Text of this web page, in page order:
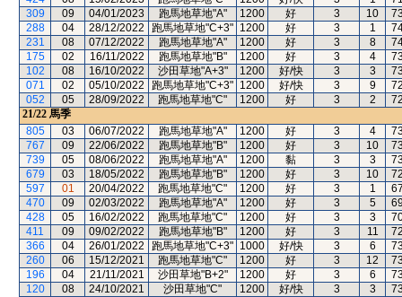
309
09 04/01/2023 跑馬地草地"A" 1200 好 3 10
288
04 28/12/2022 跑馬地草地"C+3" 1200 好 3 1
231
08 07/12/2022 跑馬地草地"A" 1200 好 3 8
175
02 16/11/2022 跑馬地草地"B" 1200 好 3 4
102
08 16/10/2022 沙田草地"A+3" 1200 好/快 3 3
071
02 05/10/2022 跑馬地草地"C+3" 1200 好/快 3 9
052
05 28/09/2022 跑馬地草地"C" 1200 好 3 2
21/22 馬季
805
03 06/07/2022 跑馬地草地"A" 1200 好 3 4
767
09 22/06/2022 跑馬地草地"B" 1200 好 3 10
739
05 08/06/2022 跑馬地草地"A" 1200 黏 3 3
679
03 18/05/2022 跑馬地草地"B" 1200 好 3 10
597
01 20/04/2022 跑馬地草地"C" 1200 好 3 1
470
09 02/03/2022 跑馬地草地"A" 1200 好 3 5
428
05 16/02/2022 跑馬地草地"C" 1200 好 3 3
411
09 09/02/2022 跑馬地草地"B" 1200 好 3 11
366
04 26/01/2022 跑馬地草地"C+3" 1000 好/快 3 6
260
06 15/12/2021 跑馬地草地"C" 1200 好 3 12
196
04 21/11/2021 沙田草地"B+2" 1200 好 3 6
120
08 24/10/2021 沙田草地"C" 1200 好/快 3 3